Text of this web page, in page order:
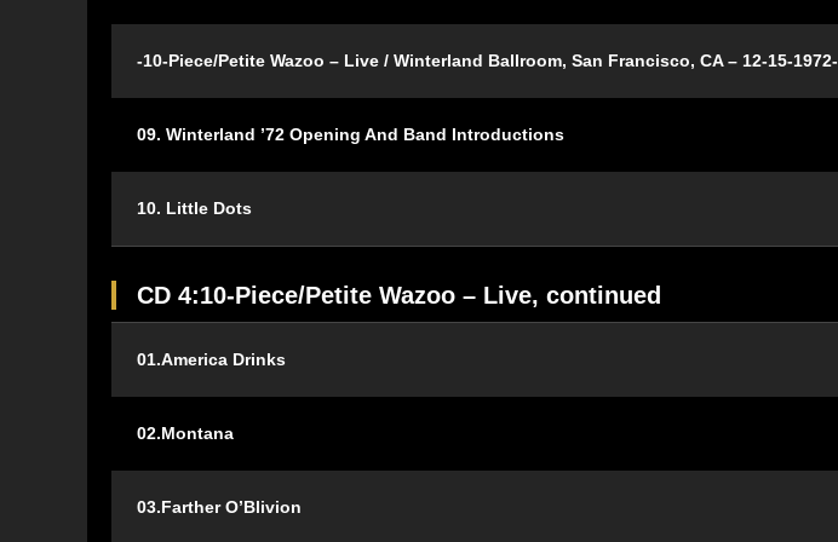
-10-Piece/Petite Wazoo – Live / Winterland Ballroom, San Francisco, CA – 12-15-1972-
09. Winterland ’72 Opening And Band Introductions
10. Little Dots
CD 4:10-Piece/Petite Wazoo – Live, continued
01.America Drinks
02.Montana
03.Farther O’Blivion